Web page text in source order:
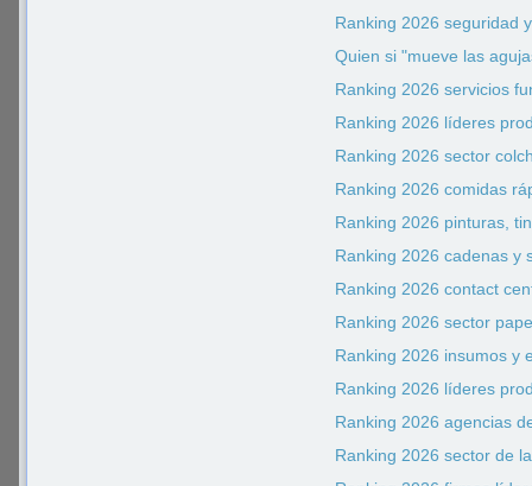
Ranking 2026 seguridad
Quien si "mueve las
Ranking 2026 servicios
Ranking 2026 líderes
Ranking 2026 sector
Ranking 2026 comidas
Ranking 2026 pinturas,
Ranking 2026 cadenas y
Ranking 2026 contact
Ranking 2026 sector
Ranking 2026 insumos y
Ranking 2026 líderes
Ranking 2026 agencias
Ranking 2026 sector de